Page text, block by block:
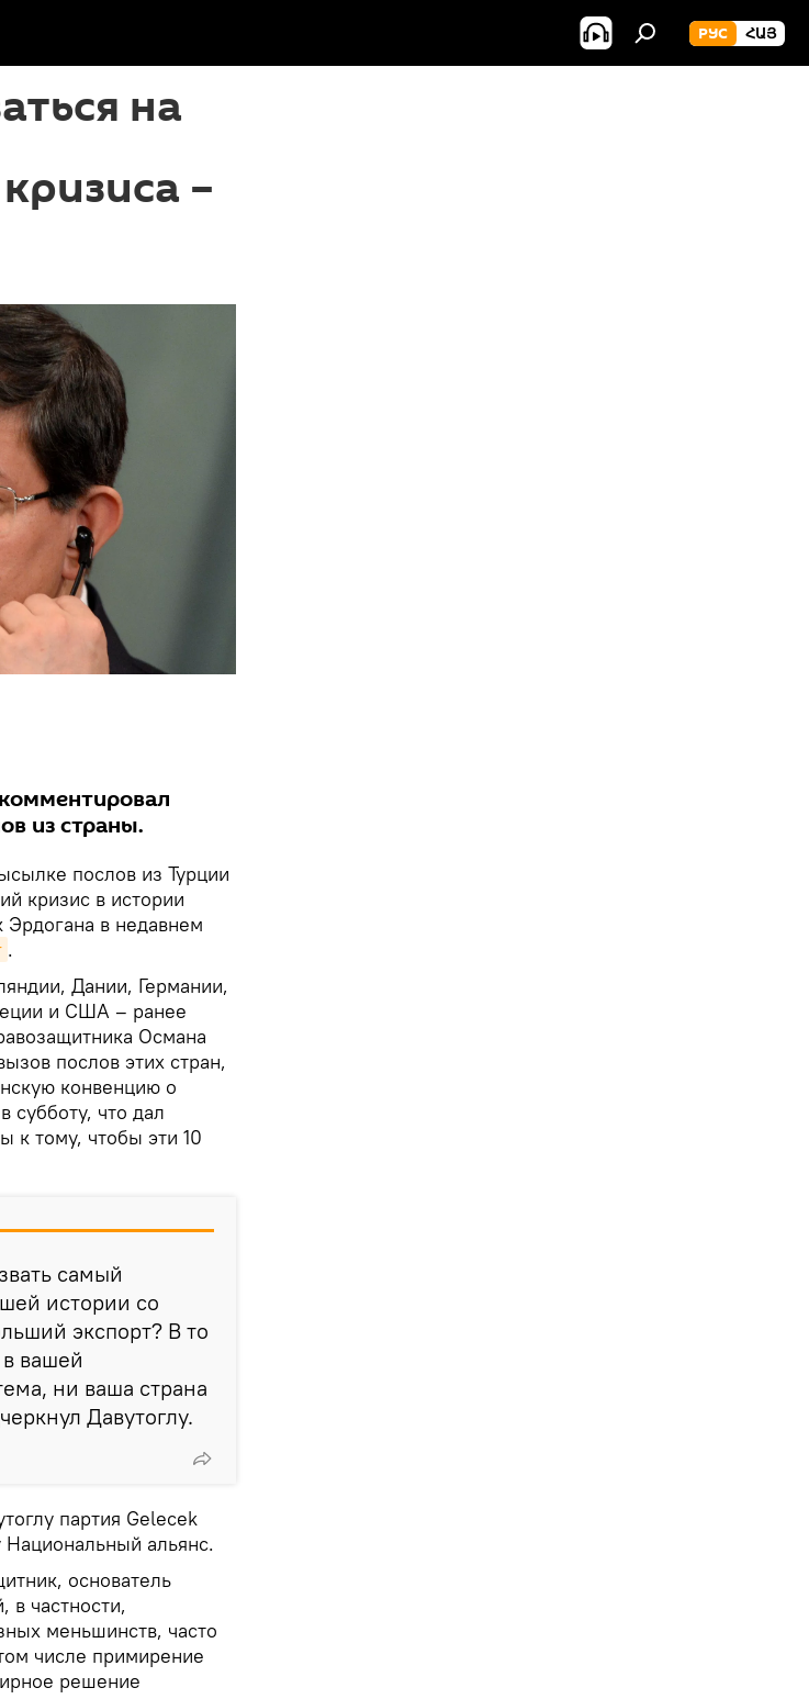
РУС ՀԱՅ
на
–
из страны.
послов из Турции
кризис в истории
Эрдогана в недавнем
.
Дании, Германии,
и США – ранее
Османа
послов этих стран,
конвенцию о
субботу, что дал
к тому, чтобы эти 10
самый
истории со
экспорт? В то
вашей
ни ваша страна
Давутоглу.
партия Gelecek
альянс.
основатель
в частности,
меньшинств, часто
числе примирение
решение